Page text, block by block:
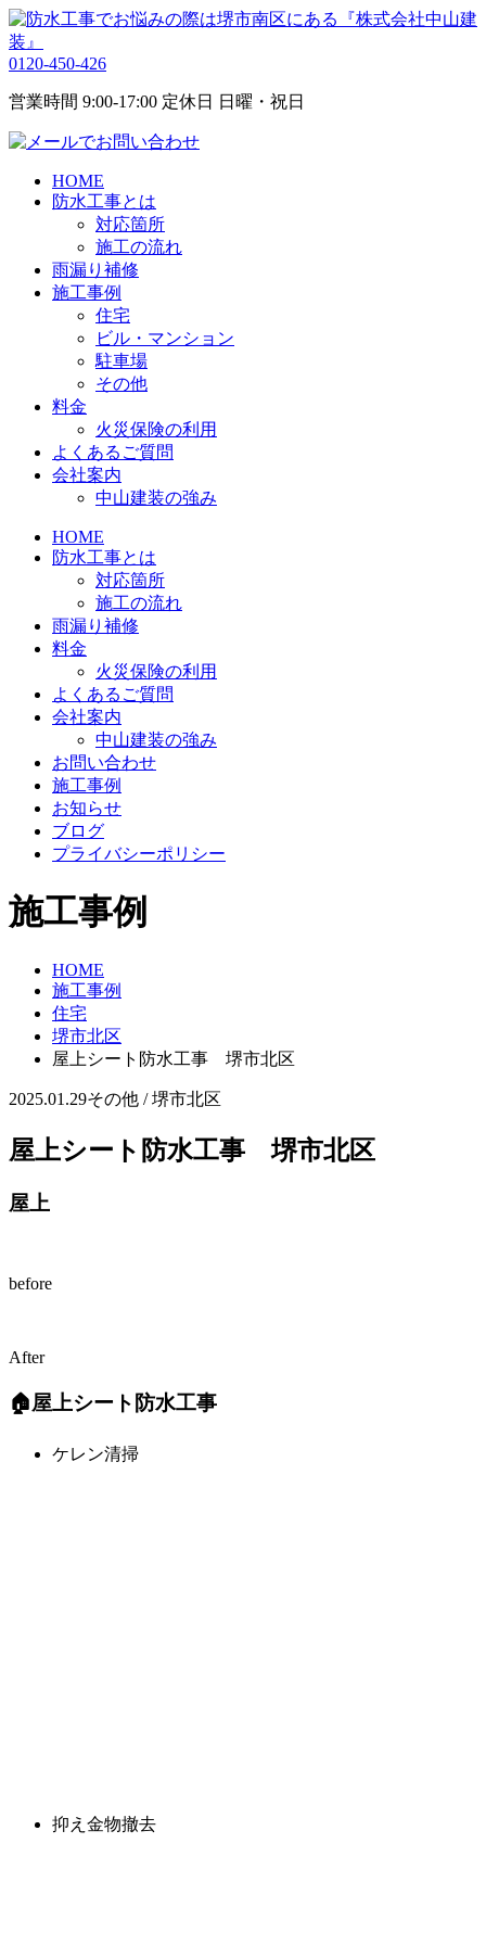
0120-450-426
営業時間 9:00-17:00 定休日 日曜・祝日
HOME
防水工事とは
対応箇所
施工の流れ
雨漏り補修
施工事例
住宅
ビル・マンション
駐車場
その他
料金
火災保険の利用
よくあるご質問
会社案内
中山建装の強み
HOME
防水工事とは
対応箇所
施工の流れ
雨漏り補修
料金
火災保険の利用
よくあるご質問
会社案内
中山建装の強み
お問い合わせ
施工事例
お知らせ
ブログ
プライバシーポリシー
施工事例
HOME
施工事例
住宅
堺市北区
屋上シート防水工事 堺市北区
2025.01.29その他 / 堺市北区
屋上シート防水工事 堺市北区
屋上
before
After
🏠屋上シート防水工事
ケレン清掃
抑え金物撤去